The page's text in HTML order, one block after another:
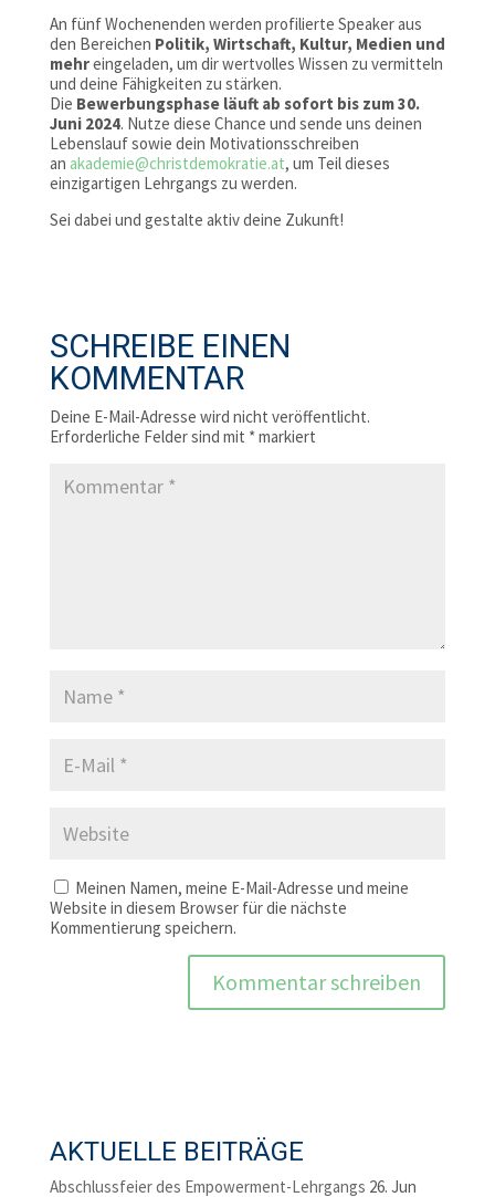
An fünf Wochenenden werden profilierte Speaker aus
den Bereichen Politik, Wirtschaft, Kultur, Medien und
mehreingeladen, um dir wertvolles Wissen zu vermitteln
und deine Fähigkeiten zu stärken.
Die Bewerbungsphase läuft ab sofort bis zum 30.
Juni 2024. Nutze diese Chance und sende uns deinen
Lebenslauf sowie dein Motivationsschreiben
an akademie@christdemokratie.at, um Teil dieses
einzigartigen Lehrgangs zu werden.
Sei dabei und gestalte aktiv deine Zukunft!
SCHREIBE EINEN
KOMMENTAR
Deine E-Mail-Adresse wird nicht veröffentlicht.
Erforderliche Felder sind mit *markiert
Meinen Namen, meine E-Mail-Adresse und meine
Website in diesem Browser für die nächste
Kommentierung speichern.
AKTUELLE BEITRÄGE
Abschlussfeier des Empowerment-Lehrgangs 26. Jun